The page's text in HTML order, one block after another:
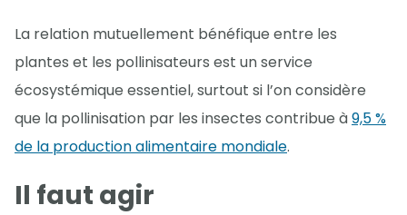
La relation mutuellement bénéfique entre les
plantes et les pollinisateurs est un service
écosystémique essentiel, surtout si l’on considère
que la pollinisation par les insectes contribue à9,5 %
de la production alimentaire mondiale.
Il faut agir